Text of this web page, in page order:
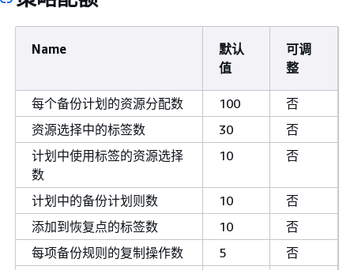
Name
默认
值
可调
整
每个备份计划的资源分配数 100
否
资源选择中的标签数
30
否
计划中使用标签的资源选择
数
10 否
计划中的备份计划则数 10
否
添加到恢复点的标签数
10
否
每项备份规则的复制操作数
5
否